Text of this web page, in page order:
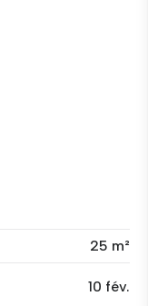
25 m²
10 fév.